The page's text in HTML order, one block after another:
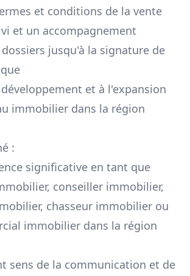
et conditions de la vente
et un accompagnement
jusqu'à la signature de
et à l'expansion
immobilier dans la région
:
significative en tant que
conseiller immobilier,
chasseur immobilier ou
immobilier dans la région
sens de la communication et de